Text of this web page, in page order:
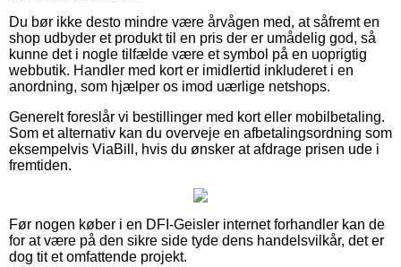
Du bør ikke desto mindre være årvågen med, at såfremt en
shop udbyder et produkt til en pris der er umådelig god, så
kunne det i nogle tilfælde være et symbol på en uoprigtig
webbutik. Handler med kort er imidlertid inkluderet i en
anordning, som hjælper os imod uærlige netshops.
Generelt foreslår vi bestillinger med kort eller mobilbetaling.
Som et alternativ kan du overveje en afbetalingsordning som
eksempelvis ViaBill, hvis du ønsker at afdrage prisen ude i
fremtiden.
Før nogen køber i en DFI-Geisler internet forhandler kan de
for at være på den sikre side tyde dens handelsvilkår, det er
dog tit et omfattende projekt.